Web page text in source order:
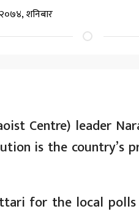
शनिबार
Centre) leader
is the country’s
for the local